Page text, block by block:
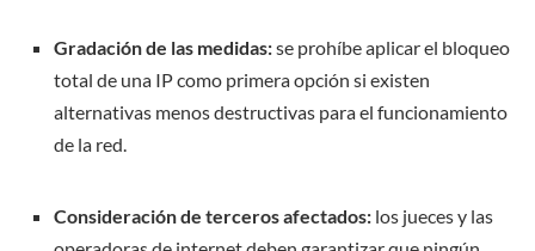
Gradación de las medidas:se prohíbe aplicar el bloqueo
total de una IP como primera opción si existen
alternativas menos destructivas para el funcionamiento
de la red.
Consideración de terceros afectados: los jueces y las